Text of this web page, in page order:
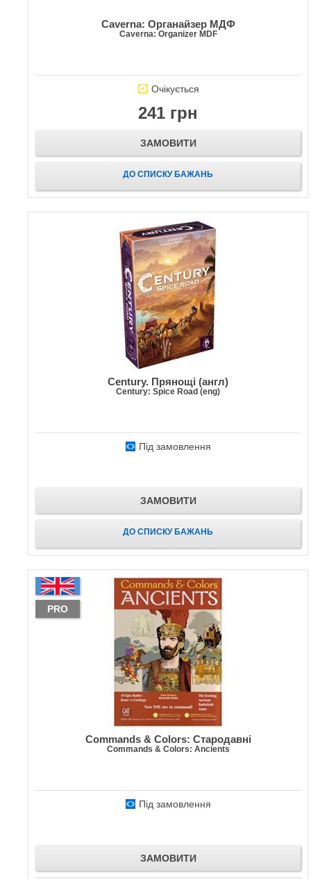
Caverna: Органайзер МДФ
Caverna: Organizer MDF
Очікується
241 грн
ЗАМОВИТИ
ДО СПИСКУ БАЖАНЬ
Century. Прянощі (англ)
Century: Spice Road (eng)
Під замовлення
ЗАМОВИТИ
ДО СПИСКУ БАЖАНЬ
PRO
Commands & Colors: Стародавні
Commands & Colors: Ancients
Під замовлення
ЗАМОВИТИ